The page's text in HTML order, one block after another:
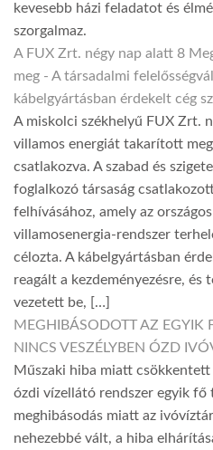
kevesebb házi feladatot és
szorgalmaz.
A FUX Zrt. négy nap alatt 8
meg - A társadalmi
kábelgyártásban érdekelt cég
A miskolci székhelyű FUX Zrt.
villamos energiát takarított
csatlakozva. A szabad és
foglalkozó társaság
felhívásához, amely az
villamosenergia-rendszer
célozta. A kábelgyártásban
reagált a kezdeményezésre, és
vezetett be, […]
MEGHIBÁSODOTT AZ EGYIK
NINCS VESZÉLYBEN ÓZD
Műszaki hiba miatt
ózdi vízellátó rendszer egyik fő
meghibásodás miatt az
nehezebbé vált, a hiba